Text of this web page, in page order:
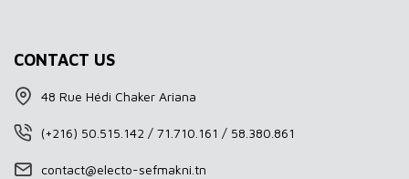
CONTACT US
48 Rue Hédi Chaker Ariana
(+216) 50.515.142 / 71.710.161 / 58.380.861
contact@electo-sefmakni.tn